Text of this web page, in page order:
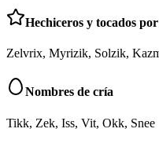
Hechiceros y tocados
Zelvrix, Myrizik, Solzik,
Nombres de cría
Tikk, Zek, Iss, Vit, Okk, Snee